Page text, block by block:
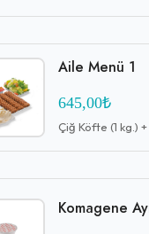
Aile Menü 1
645,00₺
Çiğ Köfte (1 kg.)
Komagene